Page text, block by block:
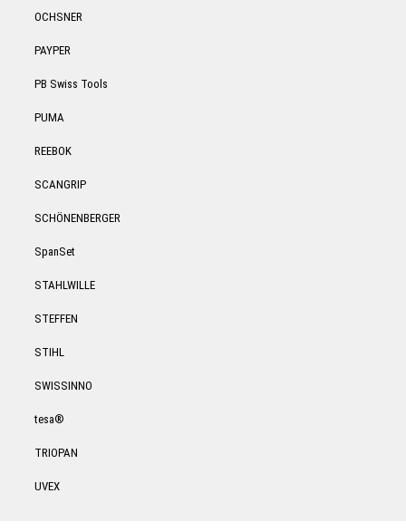
OCHSNER
PAYPER
PB Swiss Tools
PUMA
REEBOK
SCANGRIP
SCHÖNENBERGER
SpanSet
STAHLWILLE
STEFFEN
STIHL
SWISSINNO
tesa®
TRIOPAN
UVEX